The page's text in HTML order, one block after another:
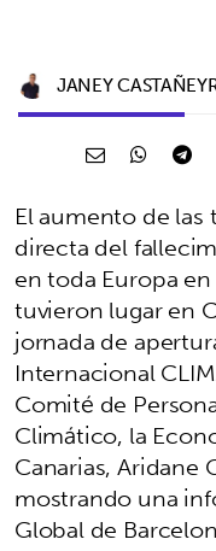
JANEY
El aumento de las
directa del
en toda Europa
tuvieron lugar en
jornada de
Internacional
Comité de
Climático, la
Canarias, Aridane
mostrando una
Global de